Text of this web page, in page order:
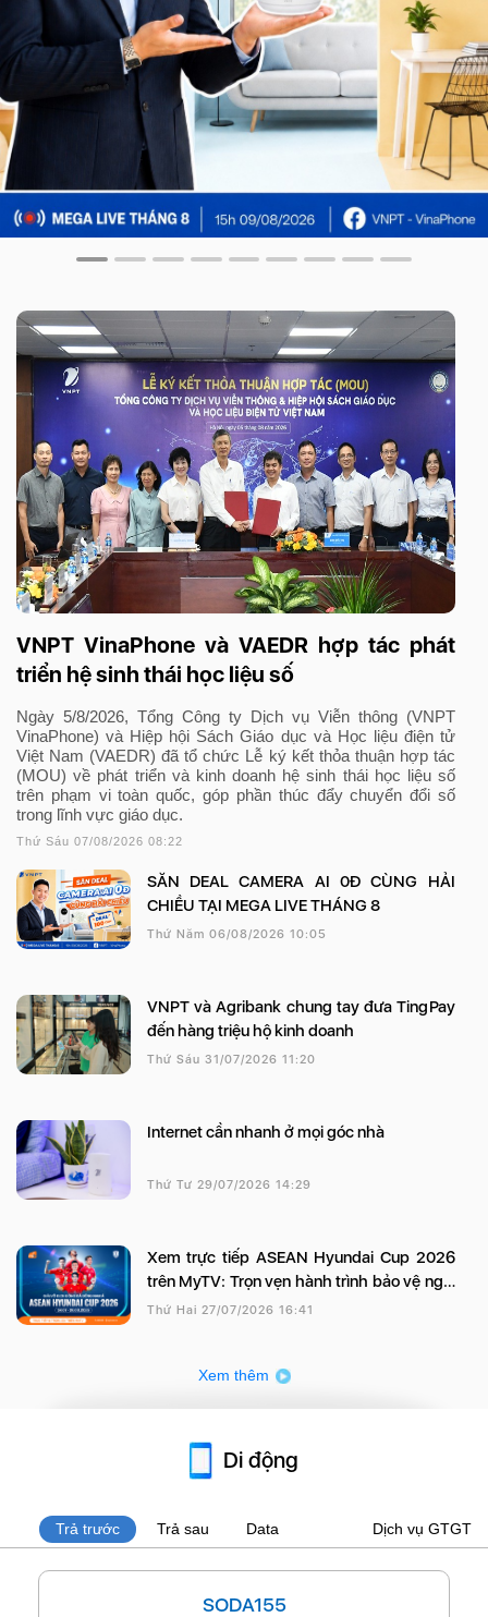
VNPT VinaPhone và VAEDR hợp tác phát
triển hệ sinh thái học liệu số
Ngày 5/8/2026, Tổng Công ty Dịch vụ Viễn thông (VNPT
VinaPhone) và Hiệp hội Sách Giáo dục và Học liệu điện tử
Việt Nam (VAEDR) đã tổ chức Lễ ký kết thỏa thuận hợp tác
(MOU) về phát triển và kinh doanh hệ sinh thái học liệu số
trên phạm vi toàn quốc, góp phần thúc đẩy chuyển đổi số
trong lĩnh vực giáo dục.
Thứ Sáu 07/08/2026 08:22
SĂN DEAL CAMERA AI 0Đ CÙNG HẢI
CHIỀU TẠI MEGA LIVE THÁNG 8
Thứ Năm 06/08/2026 10:05
VNPT và Agribank chung tay đưa TingPay
đến hàng triệu hộ kinh doanh
Thứ Sáu 31/07/2026 11:20
Internet cần nhanh ở mọi góc nhà
Thứ Tư 29/07/2026 14:29
Xem trực tiếp ASEAN Hyundai Cup 2026
trên MyTV: Trọn vẹn hành trình bảo vệ ngôi
vương của đội tuyển Việt Nam
Thứ Hai 27/07/2026 16:41
Xem thêm
Di động
Trả trước Trả sau Data Dịch vụ GTGT
SODA155